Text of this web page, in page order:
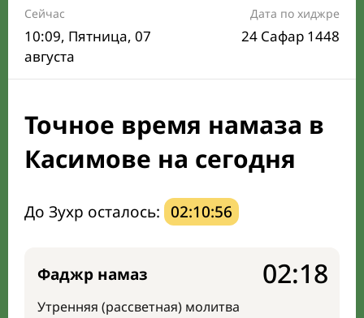
Расписание на месяц
Время Сухура и Ифтара на сегодня
Календарь рамадана
Мечети и молельные комнаты
Направление киблы
Сейчас
10:09, Пятница, 07
августа
Дата по хиджре
24 Сафар 1448
Точное время намаза в
Касимове на сегодня
До Зухр осталось: 02:10:55
Фаджр намаз
Утренняя (рассветная) молитва
02:18